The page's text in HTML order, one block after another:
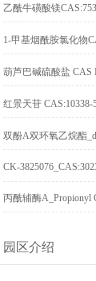
乙酰牛磺酸镁
红景天苷 CAS:10338-
CK-
园区介绍